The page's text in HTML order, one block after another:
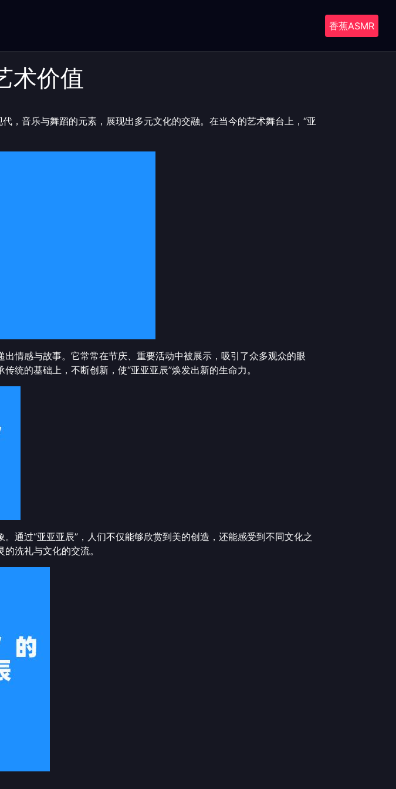
香蕉ASMR
术价值
，音乐与舞蹈的元素，展现出多元文化的交融。在当今的艺术舞台上，“亚
情感与故事。它常常在节庆、重要活动中被展示，吸引了众多观众的眼
统的基础上，不断创新，使“亚亚亚辰”焕发出新的生命力。
通过“亚亚亚辰”，人们不仅能够欣赏到美的创造，还能感受到不同文化之
洗礼与文化的交流。